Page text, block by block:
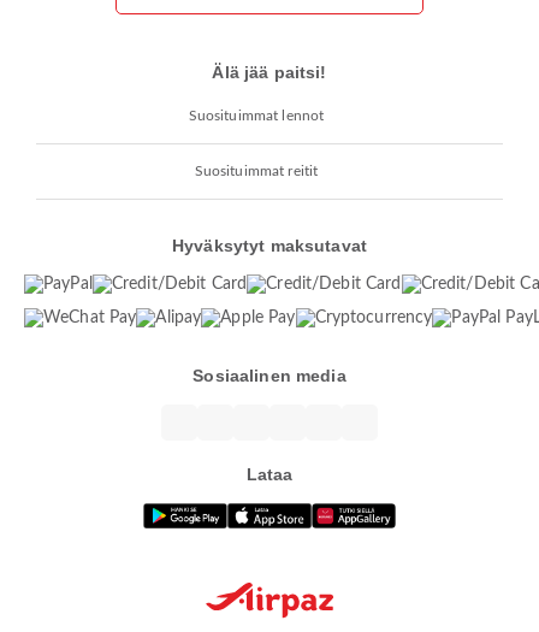
Älä jää paitsi!
Suosituimmat lennot
Suosituimmat reitit
Hyväksytyt maksutavat
Sosiaalinen media
Lataa